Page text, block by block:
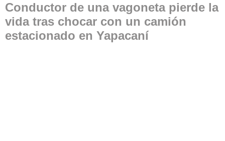
Conductor de una vagoneta pierde la
vida tras chocar con un camión
estacionado en Yapacaní